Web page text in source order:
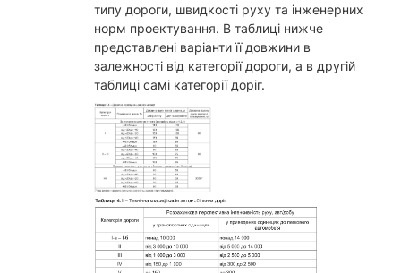
типу дороги, швидкості руху та інженерних
норм проектування. В таблиці нижче
представлені варіанти її довжини в
залежності від категорії дороги, а в другій
таблиці самі категорії доріг.